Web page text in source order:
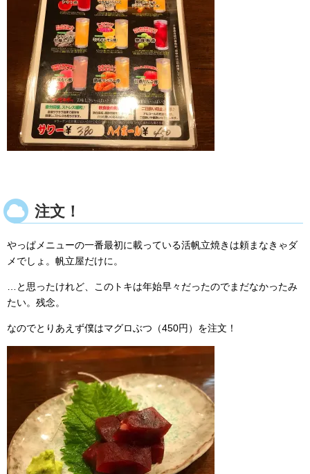
注文！
やっぱメニューの一番最初に載っている活帆立焼きは頼まなきゃダ
メでしょ。帆立屋だけに。
…と思ったけれど、このトキは年始早々だったのでまだなかったみ
たい。残念。
なのでとりあえず僕はマグロぶつ（450円）を注文！